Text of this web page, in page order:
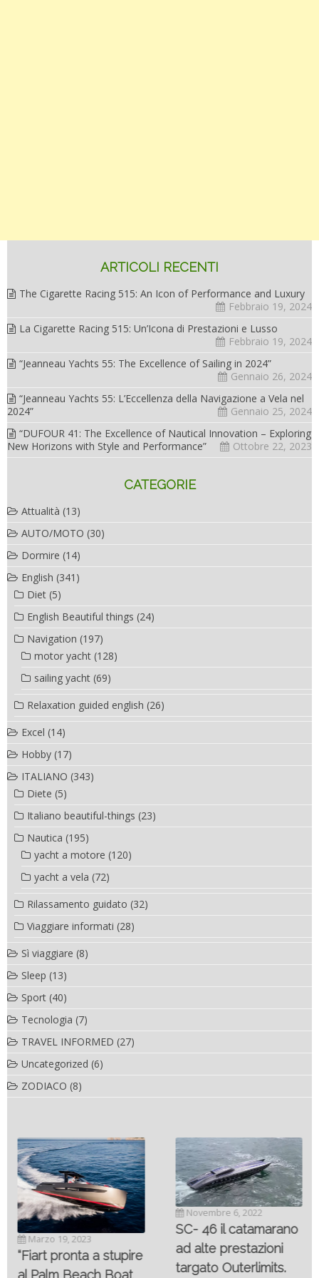
ARTICOLI RECENTI
The Cigarette Racing 515: An Icon of Performance and Luxury
Febbraio 19, 2024
La Cigarette Racing 515: Un’Icona di Prestazioni e Lusso
Febbraio 19, 2024
“Jeanneau Yachts 55: The Excellence of Sailing in 2024”
Gennaio 26, 2024
“Jeanneau Yachts 55: L’Eccellenza della Navigazione a Vela nel
2024”
Gennaio 25, 2024
“DUFOUR 41: The Excellence of Nautical Innovation – Exploring
New Horizons with Style and Performance”
Ottobre 22, 2023
CATEGORIE
Attualità (13)
AUTO/MOTO (30)
Dormire (14)
English (341)
Diet (5)
English Beautiful things (24)
Navigation (197)
motor yacht (128)
sailing yacht (69)
Relaxation guided english (26)
Excel (14)
Hobby (17)
ITALIANO (343)
Diete (5)
Italiano beautiful-things (23)
Nautica (195)
yacht a motore (120)
yacht a vela (72)
Rilassamento guidato (32)
Viaggiare informati (28)
Sì viaggiare (8)
Sleep (13)
Sport (40)
Tecnologia (7)
TRAVEL INFORMED (27)
Uncategorized (6)
ZODIACO (8)
Marzo 19, 2023
“Fiart pronta a stupire
al Palm Beach Boat
Novembre 6, 2022
SC- 46 il catamarano
ad alte prestazioni
targato Outerlimits.